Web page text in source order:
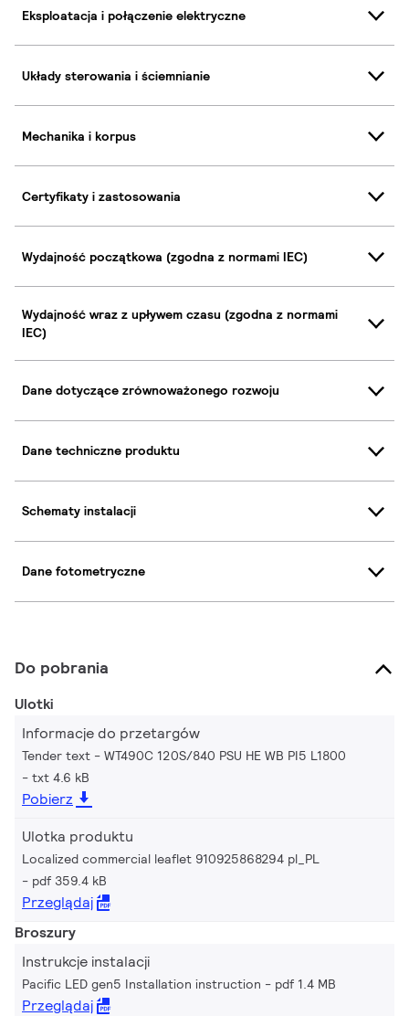
Eksploatacja i połączenie elektryczne
Układy sterowania i ściemnianie
Mechanika i korpus
Certyfikaty i zastosowania
Wydajność początkowa (zgodna z normami IEC)
Wydajność wraz z upływem czasu (zgodna z normami
IEC)
Dane dotyczące zrównoważonego rozwoju
Dane techniczne produktu
Schematy instalacji
Dane fotometryczne
Do pobrania
Ulotki
Informacje do przetargów
Tender text - WT490C 120S/840 PSU HE WB PI5 L1800
txt 4.6 kB
Pobierz
Ulotka produktu
Localized commercial leaflet 910925868294 pl_PL
pdf 359.4 kB
Przeglądaj
Broszury
Instrukcje instalacji
Pacific LED gen5 Installation instruction pdf 1.4 MB
Przeglądaj